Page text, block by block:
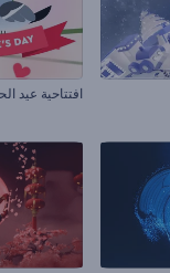
افتتاحية عيد